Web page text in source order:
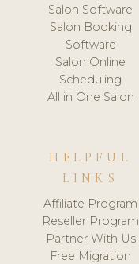
Salon Software
Salon Booking
Software
Salon Online
Scheduling
All in One Salon
HELPFUL
LINKS
Affiliate Program
Reseller Program
Partner With Us
Free Migration